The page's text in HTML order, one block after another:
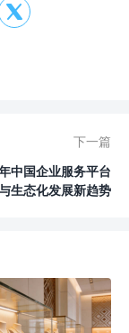

下一篇
中国企业服务平台
生态化发展新趋势